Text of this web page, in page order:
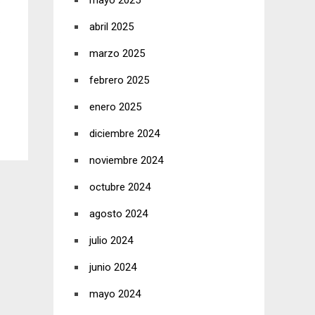
abril 2025
marzo 2025
febrero 2025
enero 2025
diciembre 2024
noviembre 2024
octubre 2024
agosto 2024
julio 2024
junio 2024
mayo 2024